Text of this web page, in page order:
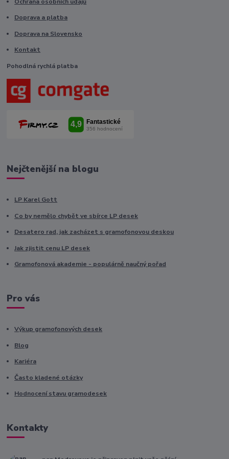
Doprava a platba
Doprava na Slovensko
Kontakt
Pohodlná rychlá platba
Nejčtenější na blogu
LP Karel Gott
Co by nemělo chybět ve sbírce LP desek
Desatero rad, jak zacházet s gramofonovou deskou
Jak zjistit cenu LP desek
Gramofonová akademie - populárně naučný pořad
Pro vás
Výkup gramofonových desek
Blog
Kariéra
Často kladené otázky
Hodnocení stavu gramodesek
Kontakty